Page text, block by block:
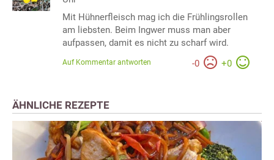
Mit Hühnerfleisch mag ich die Frühlingsrollen
am liebsten. Beim Ingwer muss man aber
aufpassen, damit es nicht zu scharf wird.
-0 +0
Auf Kommentar antworten
ÄHNLICHE REZEPTE